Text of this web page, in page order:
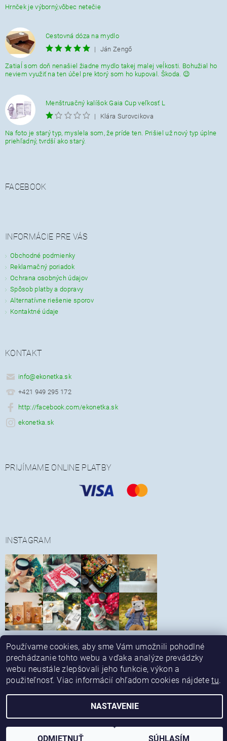
Hrnček je výborný,vôbec netečie
Cestovná dóza na mydlo
|
Ján Zengő
Zatiaĺ som doň nenašiel žiadne mydlo takej malej veĺkosti. Bohužial ho
neviem využiť na ten účel pre ktorý som ho kupoval. Škoda. 😉
Menštruačný kalíšok Gaia Cup veľkosť L
|
Klára Surovcikova
Na foto je starý typ, myslela som, že príde ten. Prišiel už nový typ úplne
priehľadný, tvrdší ako starý.
FACEBOOK
INFORMÁCIE PRE VÁS
Obchodné podmienky
Reklamačný poriadok
Ochrana osobných údajov
Spôsob platby a dopravy
Alternatívne riešenie sporov
Kontaktné údaje
KONTAKT
info@ekonetka.sk
+421 949 295 172
http://facebook.com/ekonetka.sk
ekonetka.sk
PRIJÍMAME ONLINE PLATBY
INSTAGRAM
Sledovať na Instagrame
Obchodné podmienky
| Reklamačný poriadok |
Spôsob platby a dopravy | Alternatívne riešenie sporov |
Kontaktné údaje | Ochrana osobných údajov
2026 © ekonetka, všetky práva vyhradenéUpraviť nastavenie cookies
Vytvoril Shoptet
Používame cookies, aby sme Vám umožnili pohodlné
prechádzanie tohto webu a vďaka analýze prevádzky
webu neustále zlepšovali jeho funkcie, výkon a
použiteľnosť. Viac informácií ohľadom cookies nájdetetu.
NASTAVENIE
ODMIETNUŤ SÚHLASÍM